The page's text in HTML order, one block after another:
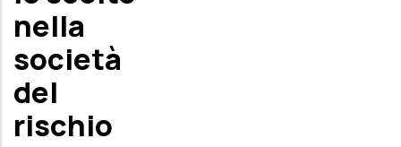
nella
società
del
rischio